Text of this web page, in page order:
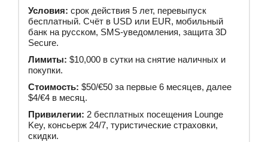
Условия: срок действия 5 лет, перевыпуск
бесплатный. Счёт в USD или EUR, мобильный
банк на русском, SMS-уведомления, защита 3D
Secure.
Лимиты: $10,000 в сутки на снятие наличных и
покупки.
Стоимость: $50/€50 за первые 6 месяцев, далее
$4/€4 в месяц.
Привилегии: 2 бесплатных посещения Lounge
Key, консьерж 24/7, туристические страховки,
скидки.